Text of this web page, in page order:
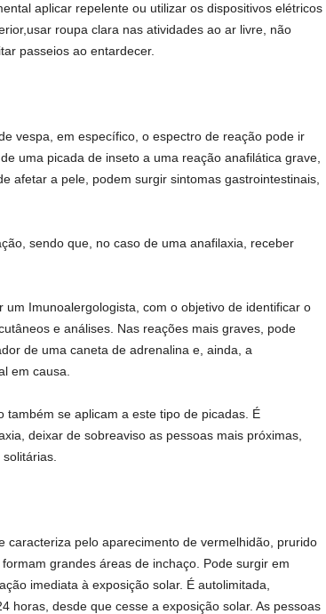
aplicar repelente ou utilizar os dispositivos elétricos
roupa clara nas atividades ao ar livre, não
passeios ao entardecer.
vespa, em específico, o espectro de reação pode ir
uma picada de inseto a uma reação anafilática grave,
afetar a pele, podem surgir sintomas gastrointestinais,
sendo que, no caso de uma anafilaxia, receber
Imunoalergologista, com o objetivo de identificar o
e análises. Nas reações mais graves, pode
de uma caneta de adrenalina e, ainda, a
em causa.
se aplicam a este tipo de picadas. É
deixar de sobreaviso as pessoas mais próximas,
caracteriza pelo aparecimento de vermelhidão, prurido
grandes áreas de inchaço. Pode surgir em
imediata à exposição solar. É autolimitada,
horas, desde que cesse a exposição solar. As pessoas